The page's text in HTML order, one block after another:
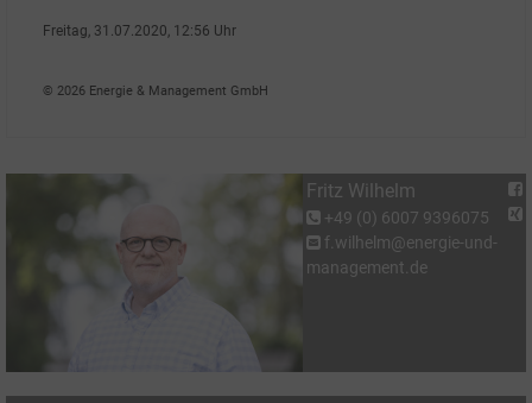
Freitag, 31.07.2020, 12:56 Uhr
© 2026 Energie & Management GmbH
Fritz Wilhelm
+49 (0) 6007 9396075
f.wilhelm@energie-und-
management.de